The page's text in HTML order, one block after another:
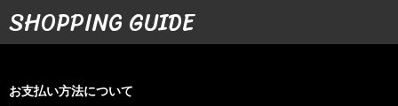
SHOPPING GUIDE
お支払い方法について